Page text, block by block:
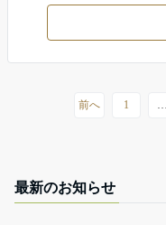
前へ 1
最新のお知らせ